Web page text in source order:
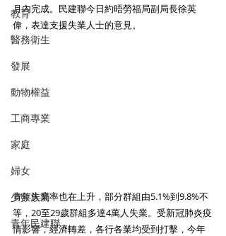
教育
醫務衛生
發展
動物權益
工商專業
家庭
婦女
少數族裔
青年民建聯
月內完成。民建聯今日約晤勞福局副局長徐英
偉，表達支援失業人士的意見。
青年失業率也在上升，部分群組由5.1%到9.8%不
等，20至29歲群組多達4萬人失業。受新冠肺炎疫
情影響，經濟轉差，各行各業均受到打擊，今年